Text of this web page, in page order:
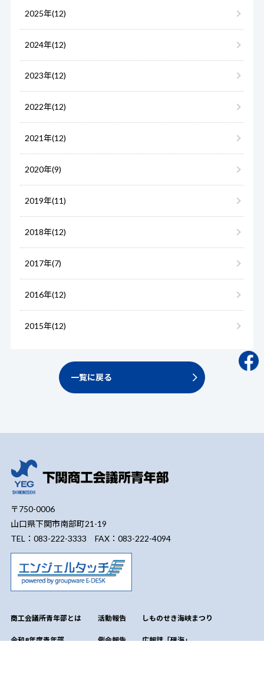
2025年(12)
2024年(12)
2023年(12)
2022年(12)
2021年(12)
2020年(9)
2019年(11)
2018年(12)
2017年(7)
2016年(12)
2015年(12)
一覧に戻る
〒750-0006
山口県下関市南部町21-19
TEL：083-222-3333 FAX：083-222-4094
商工会議所青年部とは
令和8年度青年部
活動報告
例会報告
しものせき海峡まつり
広報誌「硯海」